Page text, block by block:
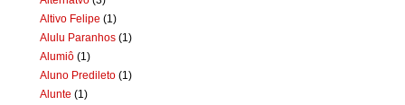
Altivo Felipe (1)
Alulu Paranhos (1)
Alumiô (1)
Aluno Predileto (1)
Alunte (1)